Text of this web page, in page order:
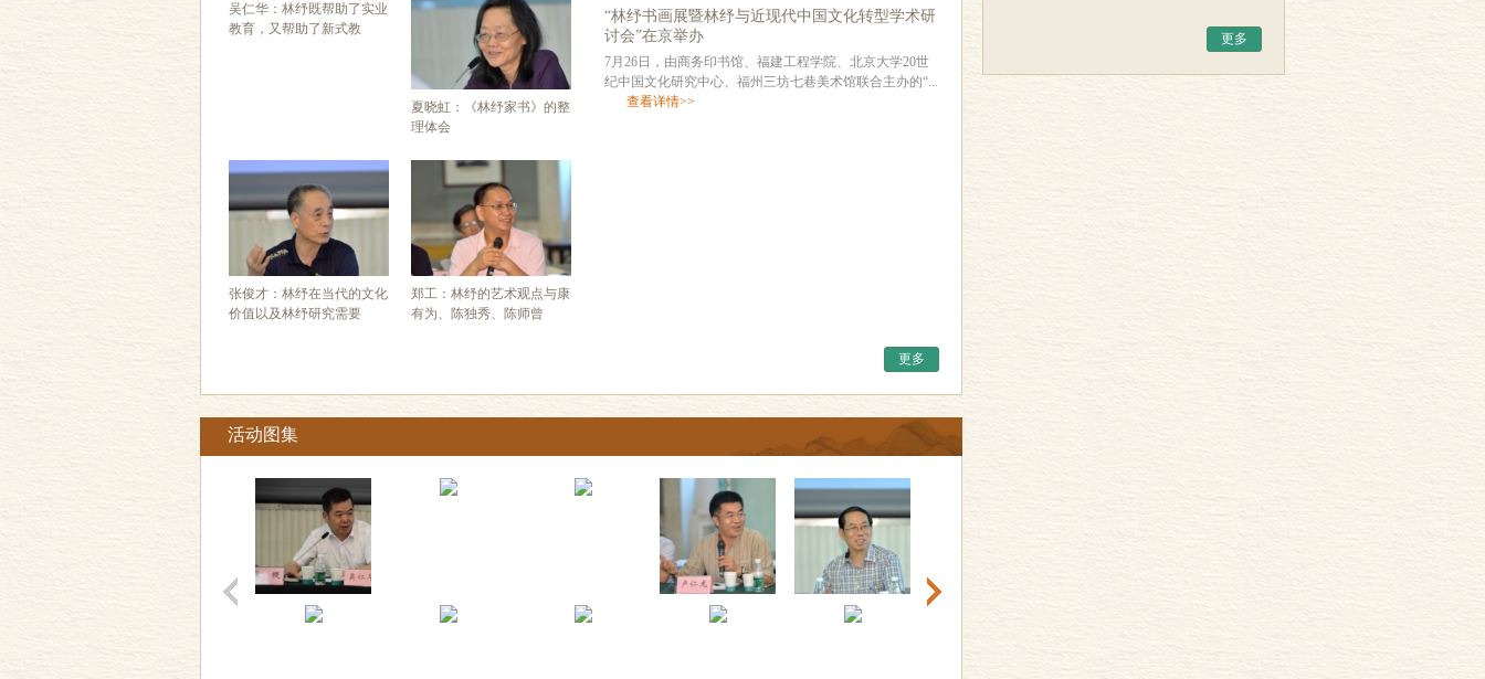
吴仁华：林纾既帮助了实业
教育，又帮助了新式教
夏晓虹：《林纾家书》的整
理体会
张俊才：林纾在当代的文化
价值以及林纾研究需要
郑工：林纾的艺术观点与康
有为、陈独秀、陈师曾
“林纾书画展暨林纾与近现代中国文化转型学术研
讨会”在京举办
7月26日，由商务印书馆、福建工程学院、北京大学20世
纪中国文化研究中心、福州三坊七巷美术馆联合主办的“...
查看详情>>
更多
活动图集
更多